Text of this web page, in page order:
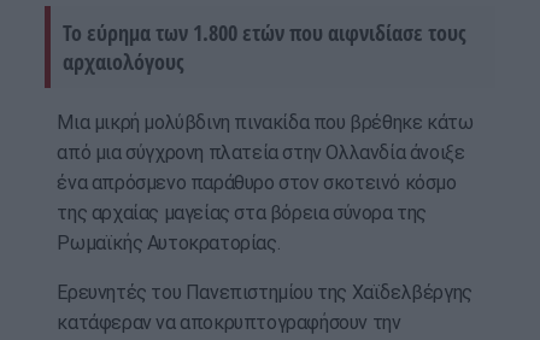
Το εύρημα των 1.800 ετών που αιφνιδίασε τους
αρχαιολόγους
Μια μικρή μολύβδινη πινακίδα που βρέθηκε κάτω
από μια σύγχρονη πλατεία στην Ολλανδία άνοιξε
ένα απρόσμενο παράθυρο στον σκοτεινό κόσμο
της αρχαίας μαγείας στα βόρεια σύνορα της
Ρωμαϊκής Αυτοκρατορίας.
Ερευνητές του Πανεπιστημίου της Χαϊδελβέργης
κατάφεραν να αποκρυπτογραφήσουν την